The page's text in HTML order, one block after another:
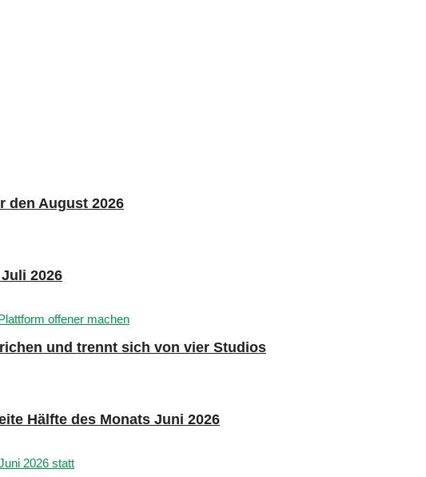
den August 2026
2026
und trennt sich von vier Studios
Hälfte des Monats Juni 2026